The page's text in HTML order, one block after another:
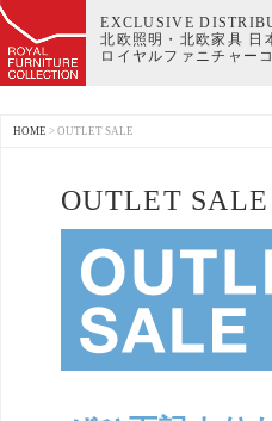
EXCLUSIVE
北欧照明・北欧家具 日
ロイヤルファニチャー
HOME > OUTLET SALE
OUTLET SALE